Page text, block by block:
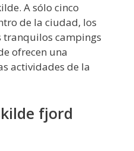
A sólo cinco
de la ciudad, los
tranquilos campings
ofrecen una
actividades de la
fjord